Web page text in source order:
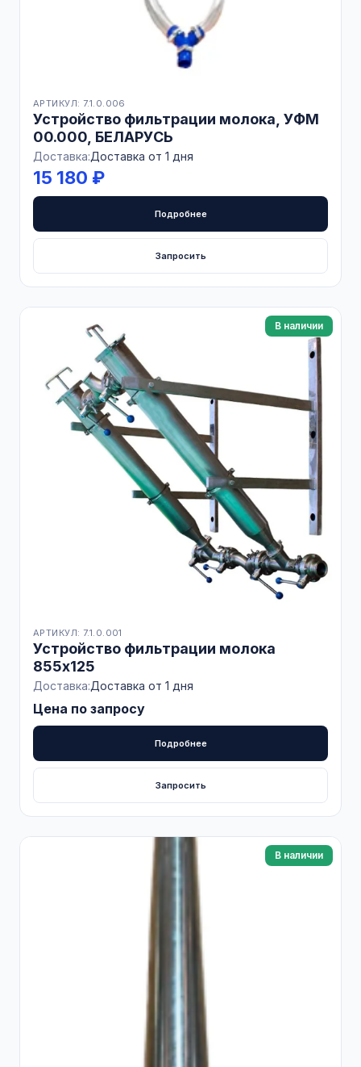
АРТИКУЛ: 7.1.0.006
Устройство фильтрации молока, УФМ
00.000, БЕЛАРУСЬ
Доставка:Доставка от 1 дня
15 180 ₽
Подробнее
Запросить
В наличии
АРТИКУЛ: 7.1.0.001
Устройство фильтрации молока
855х125
Доставка:Доставка от 1 дня
Цена по запросу
Подробнее
Запросить
В наличии